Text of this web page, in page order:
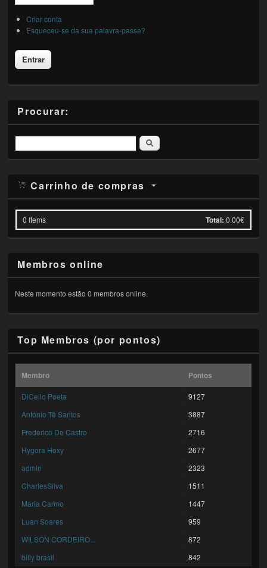
Criar conta
Esqueceu-se da sua palavra-passe?
Procurar:
Pesquisar
Carrinho de compras
0 Items Total: 0.00€
Membros online
Neste momento estão 0 membros online.
Top Membros (por pontos)
Membro Pontos
DiCello Poeta
9127
António Tê Santos
3887
Frederico De Castro
2716
Hygora Hoxy
2677
admin
2323
CharlesSilva
1511
Maria Carmo
1447
Luan Soares
959
WILSON CORDEIRO...
872
billy brasil
842